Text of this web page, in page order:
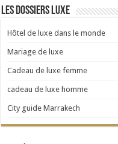
Les dossiers Luxe
Hôtel de luxe dans le monde
Mariage de luxe
Cadeau de luxe femme
cadeau de luxe homme
City guide Marrakech